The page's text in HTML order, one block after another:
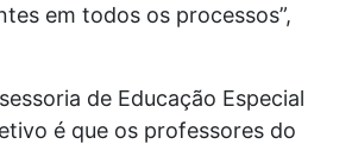
em todos os processos”,
de Educação Especial
é que os professores do